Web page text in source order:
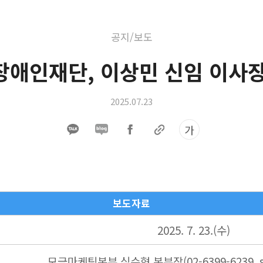
공지/보도
애인재단, 이상민 신임 이사
2025.07.23
가
보도자료
2025. 7. 23.(수)